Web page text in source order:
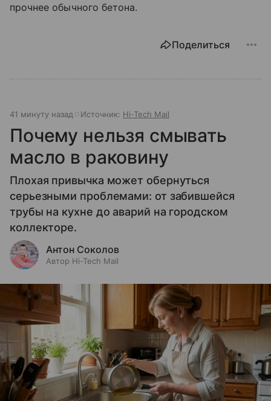
прочнее обычного бетона.
Поделиться
41 минуту назад Источник: Hi-Tech Mail
Почему нельзя смывать
масло в раковину
Плохая привычка может обернуться
серьезными проблемами: от забившейся
трубы на кухне до аварий на городском
коллекторе.
Антон Соколов
Автор Hi-Tech Mail